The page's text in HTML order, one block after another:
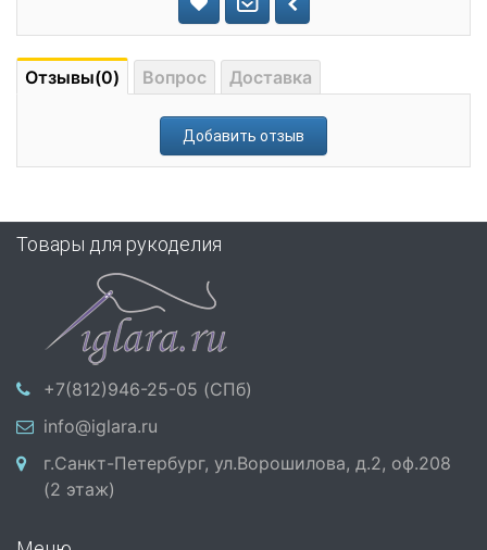
Отзывы(0) Вопрос Доставка
Добавить отзыв
Товары для рукоделия
+7(812)946-25-05 (СПб)
info@iglara.ru
г.Санкт-Петербург, ул.Ворошилова, д.2, оф.208
(2 этаж)